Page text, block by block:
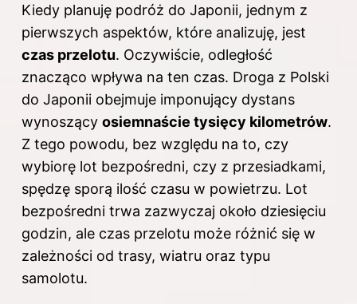
Kiedy planuję podróż do Japonii, jednym z
pierwszych aspektów, które analizuję, jest
czas przelotu. Oczywiście, odległość
znacząco wpływa na ten czas. Droga z Polski
do Japonii obejmuje imponujący dystans
wynoszący osiemnaście tysięcy kilometrów.
Z tego powodu, bez względu na to, czy
wybiorę lot bezpośredni, czy z przesiadkami,
spędzę sporą ilość czasu w powietrzu. Lot
bezpośredni trwa zazwyczaj około dziesięciu
godzin, ale czas przelotu może różnić się w
zależności od trasy, wiatru oraz typu
samolotu.